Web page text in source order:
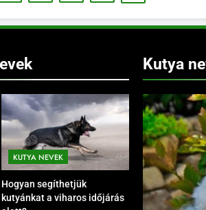
KUTYA NEVEK
Hogyan segíthetjük
kutyánkat a viharos időjárás
Kutya